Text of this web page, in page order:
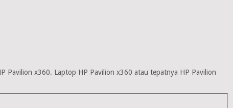
Pavilion x360. Laptop HP Pavilion x360 atau tepatnya HP Pavilion